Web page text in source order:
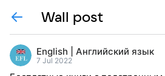
Wall post
English | Английский язык
7 Jul 2022